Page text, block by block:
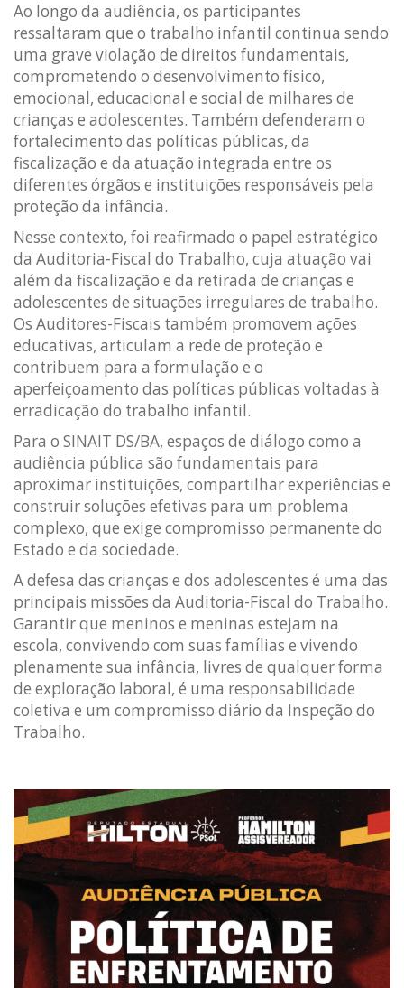
Ao longo da audiência, os participantes
ressaltaram que o trabalho infantil continua sendo
uma grave violação de direitos fundamentais,
comprometendo o desenvolvimento físico,
emocional, educacional e social de milhares de
crianças e adolescentes. Também defenderam o
fortalecimento das políticas públicas, da
fiscalização e da atuação integrada entre os
diferentes órgãos e instituições responsáveis pela
proteção da infância.
Nesse contexto, foi reafirmado o papel estratégico
da Auditoria-Fiscal do Trabalho, cuja atuação vai
além da fiscalização e da retirada de crianças e
adolescentes de situações irregulares de trabalho.
Os Auditores-Fiscais também promovem ações
educativas, articulam a rede de proteção e
contribuem para a formulação e o
aperfeiçoamento das políticas públicas voltadas à
erradicação do trabalho infantil.
Para o SINAIT DS/BA, espaços de diálogo como a
audiência pública são fundamentais para
aproximar instituições, compartilhar experiências e
construir soluções efetivas para um problema
complexo, que exige compromisso permanente do
Estado e da sociedade.
A defesa das crianças e dos adolescentes é uma das
principais missões da Auditoria-Fiscal do Trabalho.
Garantir que meninos e meninas estejam na
escola, convivendo com suas famílias e vivendo
plenamente sua infância, livres de qualquer forma
de exploração laboral, é uma responsabilidade
coletiva e um compromisso diário da Inspeção do
Trabalho.